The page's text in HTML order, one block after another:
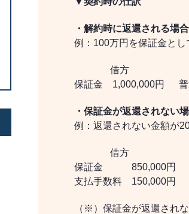
・解約時に返還される場合
例：100万円を保証金とし
借方
保証金 1,000,000円 普
・保証金が返還されない
例：返還されない金額が
借方
保証金 850,000円 普
支払手数料 150,000円
（※）保証金が返還され